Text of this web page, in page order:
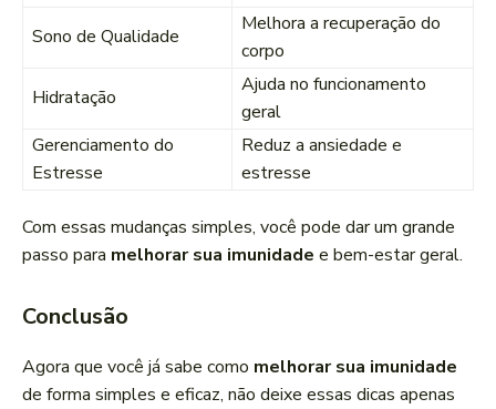
Sono de Qualidade
Melhora a recuperação do
corpo
Hidratação
Ajuda no funcionamento
geral
Gerenciamento do
Estresse
Reduz a ansiedade e
estresse
Com essas mudanças simples, você pode dar um grande
passo para melhorar sua imunidade e bem-estar geral.
Conclusão
Agora que você já sabe como melhorar sua imunidade
de forma simples e eficaz, não deixe essas dicas apenas